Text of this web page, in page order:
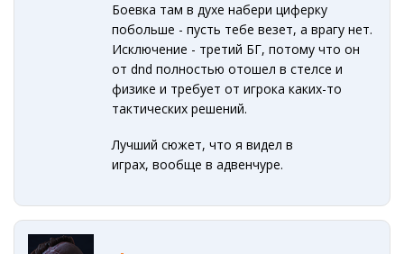
Боевка там в духе набери циферку
побольше - пусть тебе везет, а врагу нет.
Исключение - третий БГ, потому что он
от dnd полностью отошел в стелсе и
физике и требует от игрока каких-то
тактических решений.
Лучший сюжет, что я видел в
играх, вообще в адвенчуре.